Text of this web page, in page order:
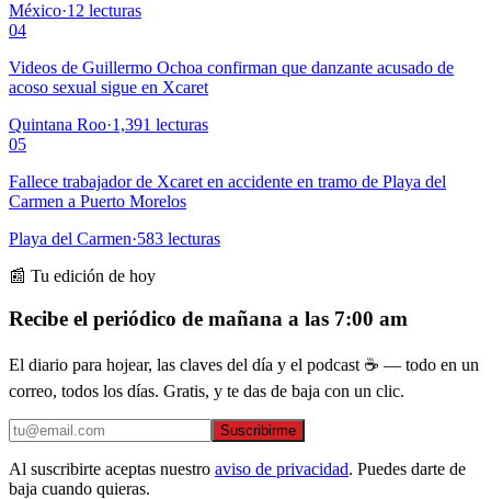
México·12 lecturas
04
Videos de Guillermo Ochoa confirman que danzante acusado de
acoso sexual sigue en Xcaret
Quintana Roo·1,391 lecturas
05
Fallece trabajador de Xcaret en accidente en tramo de Playa del
Carmen a Puerto Morelos
Playa del Carmen·583 lecturas
📰 Tu edición de hoy
Recibe el periódico de mañana a las 7:00 am
El diario para hojear, las claves del día y el podcast ☕ — todo en un
correo, todos los días. Gratis, y te das de baja con un clic.
Suscribirme
Al suscribirte aceptas nuestro aviso de privacidad. Puedes darte de
baja cuando quieras.